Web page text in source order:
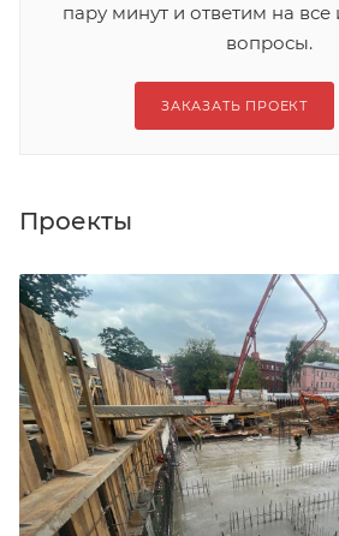
пару минут и ответим на
вопросы.
ЗАКАЗАТЬ ПРОЕКТ
Проекты